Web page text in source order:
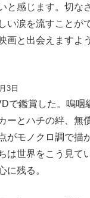
と感じます。切な
い涙を流すことが
画と出会えますよ
3日
で鑑賞した。嗚咽
ーとハチの絆、無
がモノクロ調で描
は世界をこう見て
に残る。